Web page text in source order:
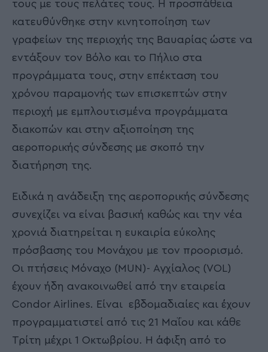
τους με τους πελάτες τους. Η προσπάθεια
κατευθύνθηκε στην κινητοποίηση των
γραφείων της περιοχής της Βαυαρίας ώστε να
εντάξουν τον Βόλο και το Πήλιο στα
προγράμματα τους, στην επέκταση του
χρόνου παραμονής των επισκεπτών στην
περιοχή με εμπλουτισμένα προγράμματα
διακοπών και στην αξιοποίηση της
αεροπορικής σύνδεσης με σκοπό την
διατήρηση της.
Ειδικά η ανάδειξη της αεροπορικής σύνδεσης
συνεχίζει να είναι βασική καθώς και την νέα
χρονιά διατηρείται η ευκαιρία εύκολης
πρόσβασης του Μονάχου με τον προορισμό.
Οι πτήσεις Μόναχο (MUN)- Αγχίαλος (VOL)
έχουν ήδη ανακοινωθεί από την εταιρεία
Condor Airlines. Είναι εβδομαδιαίες και έχουν
προγραμματιστεί από τις 21 Μαΐου και κάθε
Τρίτη μέχρι 1 Οκτωβρίου. Η άφιξη από το